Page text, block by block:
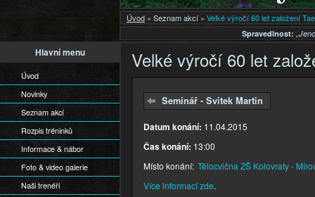
Úvod » Seznam akcí » Velké výročí 60 let založení
Spravedlnost:
Hlavní menu
Úvod
Novinky
Seznam akcí
Rozpis tréninků
Informace & nábor
Foto & video galerie
Naši trenéři
Velké výročí 60 let
Seminář - Svitek Martin
Datum konání: 11.04.2015
Čas konání: 13:00
Místo konání: Tělocvična ZŠ Kolovraty -
Více informací zde.